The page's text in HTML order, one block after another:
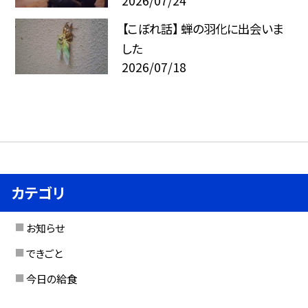
【こぼれ話】 蝉の羽化に出会いま
した
2026/07/18
カテゴリ
お知らせ
できごと
今日の給食